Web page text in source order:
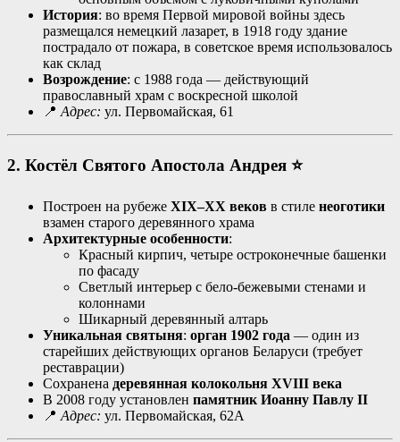
История: во время Первой мировой войны здесь
размещался немецкий лазарет, в 1918 году здание
пострадало от пожара, в советское время использовалось
как склад
Возрождение: с 1988 года — действующий
православный храм с воскресной школой
📍 Адрес: ул. Первомайская, 61
2. Костёл Святого Апостола Андрея ⭐
Построен на рубеже XIX–XX веков в стиле неоготики
взамен старого деревянного храма
Архитектурные особенности:
Красный кирпич, четыре остроконечные башенки
по фасаду
Светлый интерьер с бело-бежевыми стенами и
колоннами
Шикарный деревянный алтарь
Уникальная святыня: орган 1902 года — один из
старейших действующих органов Беларуси (требует
реставрации)
Сохранена деревянная колокольня XVIII века
В 2008 году установлен памятник Иоанну Павлу II
📍 Адрес: ул. Первомайская, 62А